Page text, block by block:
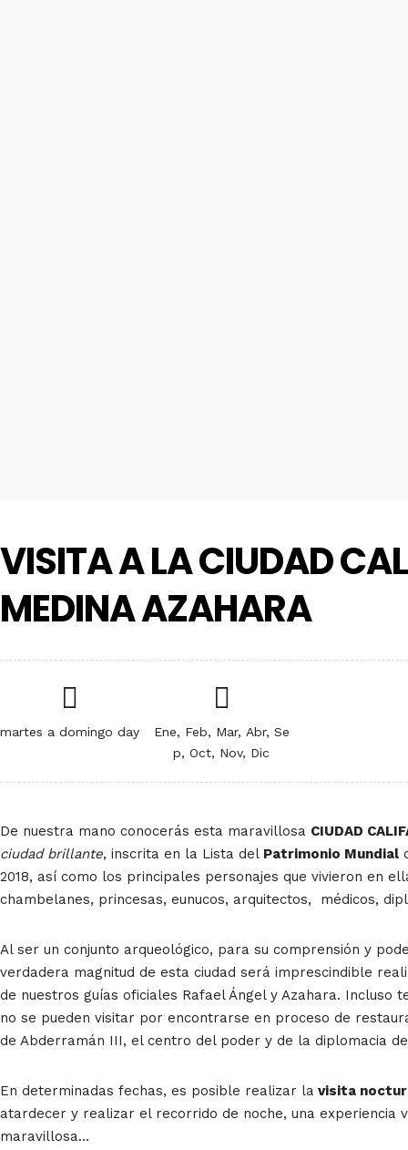
VISITA A LA CIUDAD
MEDINA AZAHARA
martes a domingo day
Ene, Feb, Mar, Abr, Se
p, Oct, Nov, Dic
De nuestra mano conocerás esta maravillosa CIUDAD
ciudad brillante, inscrita en la Lista del Patrimonio Mundial
2018, así como los principales personajes que vivieron en
chambelanes, princesas, eunucos, arquitectos, médicos,
Al ser un conjunto arqueológico, para su comprensión y
verdadera magnitud de esta ciudad será imprescindible
de nuestros guías oficiales Rafael Ángel y Azahara. Incluso
no se pueden visitar por encontrarse en proceso de
de Abderramán III, el centro del poder y de la diplomacia
En determinadas fechas, es posible realizar la visita
atardecer y realizar el recorrido de noche, una experiencia
maravillosa…